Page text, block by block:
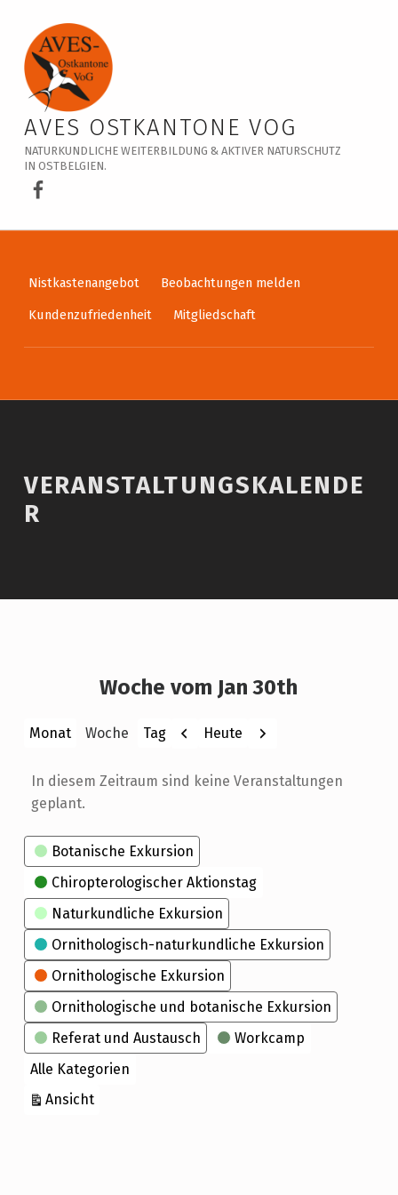
Veranstaltungskalender – AVES Ostkantone VoG
AVES OSTKANTONE VOG
NATURKUNDLICHE WEITERBILDUNG & AKTIVER NATURSCHUTZ
IN OSTBELGIEN.
AVES Ostkantone bei Facebook
Nistkastenangebot
Beobachtungen melden
Kundenzufriedenheit
Mitgliedschaft
VERANSTALTUNGSKALENDE
R
Woche vom Jan 30th
Monat Woche Tag Zurück
Heute Weiter
In diesem Zeitraum sind keine Veranstaltungen
geplant.
Kategorien
Botanische Exkursion
Chiropterologischer Aktionstag
Naturkundliche Exkursion
Ornithologisch-naturkundliche Exkursion
Ornithologische Exkursion
Ornithologische und botanische Exkursion
Referat und Austausch
Workcamp
Alle Kategorien
Ansichtausdrucken